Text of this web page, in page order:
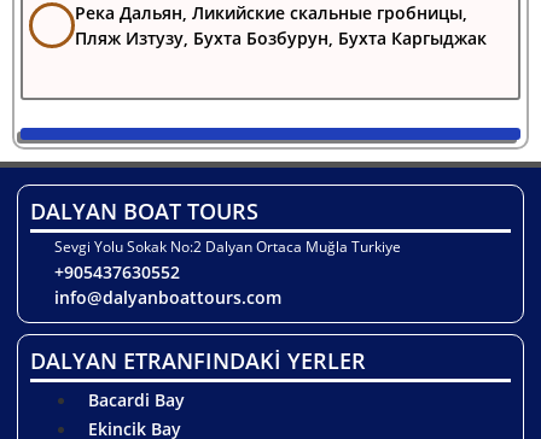
Река Дальян, Ликийские скальные гробницы,
Пляж Изтузу, Бухта Бозбурун, Бухта Каргыджак
DALYAN BOAT TOURS
Sevgi Yolu Sokak No:2 Dalyan Ortaca Muğla Turkiye
+905437630552
info@dalyanboattours.com
DALYAN ETRANFINDAKİ YERLER
Bacardi Bay
Ekincik Bay